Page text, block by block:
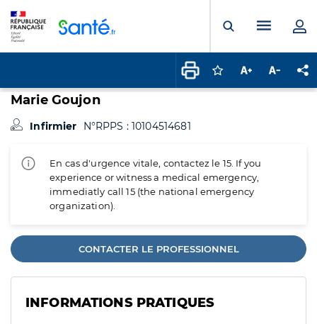
Ouvrir laMenu
Connectez-vous
Augmenter la
Marie Goujon
Infirmier N°RPPS : 10104514681
En cas d'urgence vitale, contactez le 15. If you
experience or witness a medical emergency,
immediatly call 15 (the national emergency
organization).
CONTACTER LE PROFESSIONNEL
INFORMATIONS PRATIQUES